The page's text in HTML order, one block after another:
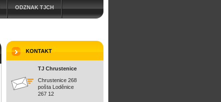
ODZNAK TJCH
KONTAKT
TJ Chrustenice
Chrustenice 268
pošta Loděnice
267 12